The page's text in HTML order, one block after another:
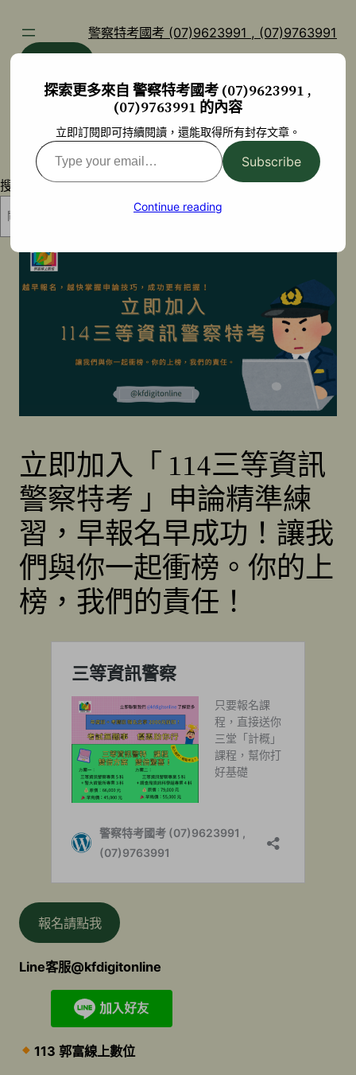
警察特考國考 (07)9623991 , (07)9763991
搜尋
立即加入「 114三等資訊
警察特考 」申論精準練
習，早報名早成功！讓我
們與你一起衝榜。你的上
榜，我們的責任！
報名請點我
Line客服@kfdigitonline
113 郭富線上數位
探索更多來自 警察特考國考 (07)9623991 ,
(07)9763991 的內容
立即訂閱即可持續閱讀，還能取得所有封存文章。
Type
your
Subscribe
Continue reading